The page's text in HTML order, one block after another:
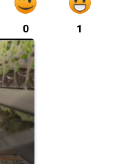
0 1